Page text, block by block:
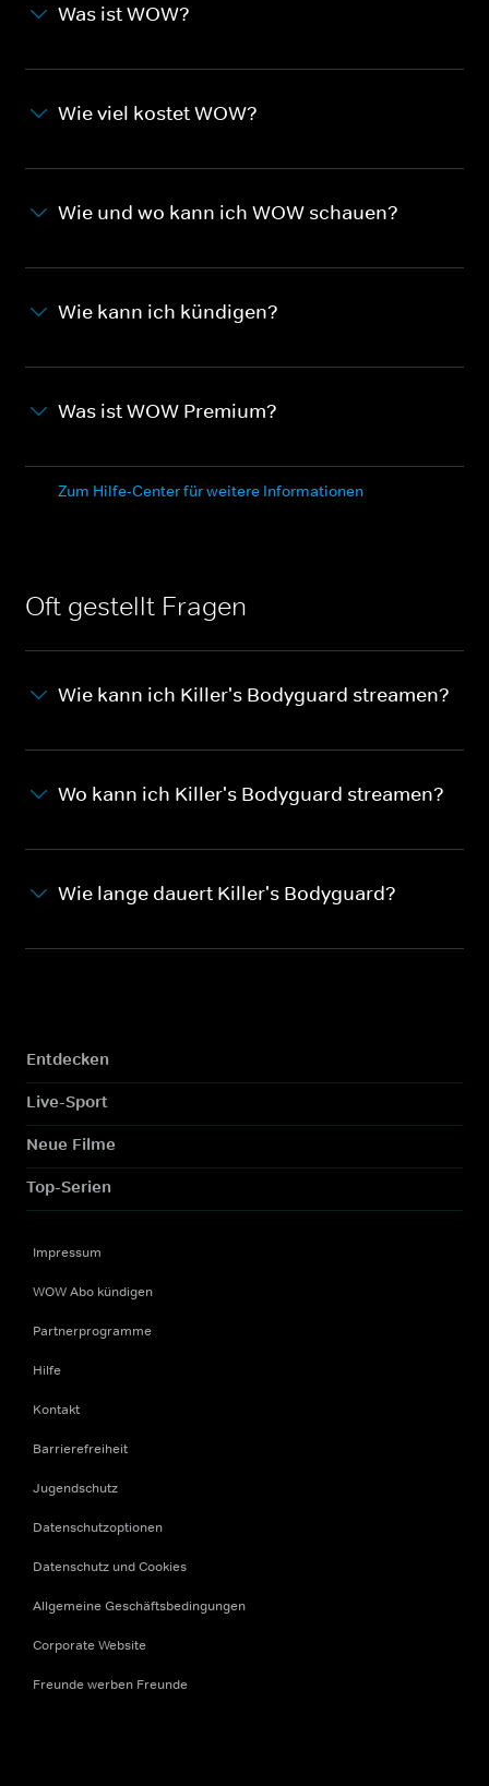
Was ist WOW?
Wie viel kostet WOW?
Wie und wo kann ich WOW schauen?
Wie kann ich kündigen?
Was ist WOW Premium?
Zum Hilfe-Center für weitere Informationen
Oft gestellt Fragen
Wie kann ich Killer's Bodyguard streamen?
Wo kann ich Killer's Bodyguard streamen?
Wie lange dauert Killer's Bodyguard?
Entdecken
Live-Sport
Neue Filme
Top-Serien
Impressum
WOW Abo kündigen
Partnerprogramme
Hilfe
Kontakt
Barrierefreiheit
Jugendschutz
Datenschutzoptionen
Datenschutz und Cookies
Allgemeine Geschäftsbedingungen
Corporate Website
Freunde werben Freunde